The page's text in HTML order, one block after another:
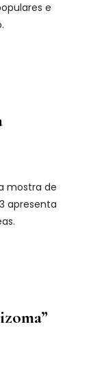
e
mostra de
apresenta